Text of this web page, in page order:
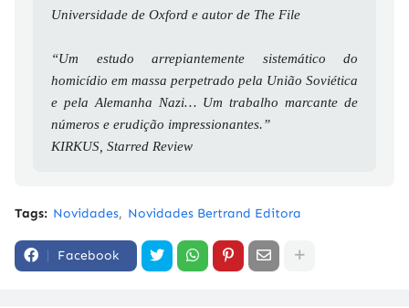
Universidade de Oxford e autor de The File
“Um estudo arrepiantemente sistemático do
homicídio em massa perpetrado pela União Soviética
e pela Alemanha Nazi… Um trabalho marcante de
números e erudição impressionantes.”
KIRKUS, Starred Review
Tags: Novidades Novidades Bertrand Editora
Facebook